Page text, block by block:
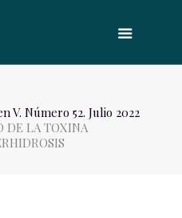
V. Número 52. Julio 2022
DE LA TOXINA